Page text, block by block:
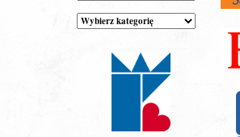
Kategorie
wpisów